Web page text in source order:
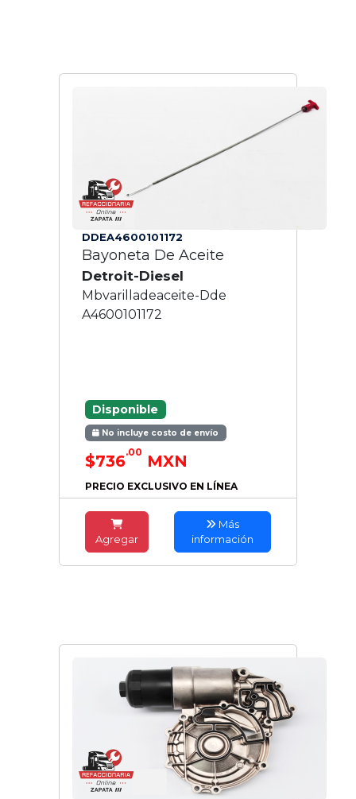
DDEA4600101172
Bayoneta De Aceite
Detroit-Diesel
Mbvarilladeaceite-Dde
A4600101172
Disponible
No incluye costo de envío
$736.00 MXN
PRECIO EXCLUSIVO EN LÍNEA
Agregar
Más
información